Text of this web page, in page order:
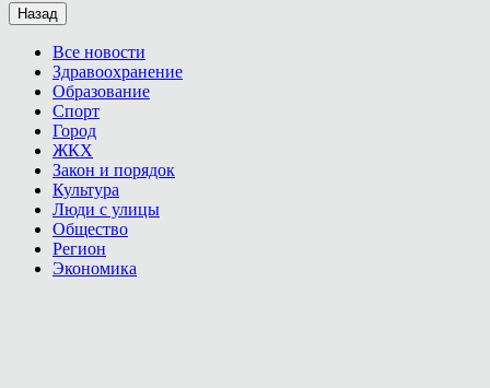
Назад
Все новости
Здравоохранение
Образование
Спорт
Город
ЖКХ
Закон и порядок
Культура
Люди с улицы
Общество
Регион
Экономика